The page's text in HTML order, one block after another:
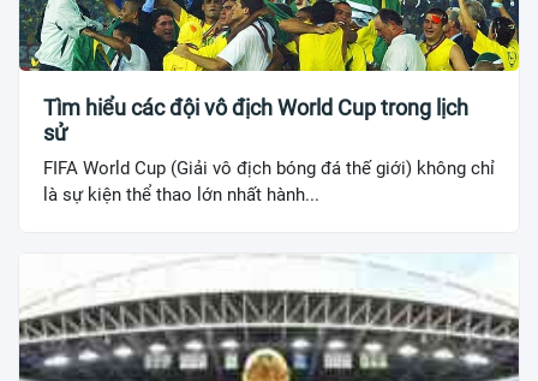
Tìm hiểu các đội vô địch World Cup trong lịch
sử
FIFA World Cup (Giải vô địch bóng đá thế giới) không chỉ
là sự kiện thể thao lớn nhất hành...